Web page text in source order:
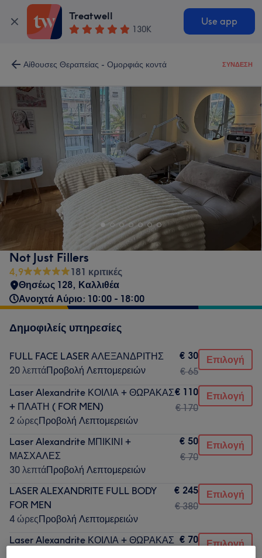
Treatwell
130K
Use app
Αίθουσες Θεραπείας - Ομορφιάς κοντά ΣΎΝΔΕΣΗ
Not Just Fillers
4,9
181 κριτικές
Θησέως 128, Καλλιθέα
Ανοιχτά Αύριο: 10:00 - 18:00
Δημοφιλείς υπηρεσίες
FULL FACE LASER ΑΛΕΞΑΝΔΡΙΤΗΣ
20 λεπτάΠροβολή Λεπτομερειών
€ 30
€ 65
Επιλογή
Laser Alexandrite ΚΟΙΛΙΑ + ΘΩΡΑΚΑΣ
+ ΠΛΑΤΗ ( FOR MEN)
2 ώρεςΠροβολή Λεπτομερειών
€ 110
€ 170
Επιλογή
Laser Alexandrite ΜΠΙΚΙΝΙ +
ΜΑΣΧΑΛΕΣ
30 λεπτάΠροβολή Λεπτομερειών
€ 50
€ 70
Επιλογή
LASER ALEXANDRITE FULL BODY
FOR MEN
4 ώρεςΠροβολή Λεπτομερειών
€ 245
€ 380
Επιλογή
Laser Alexandrite ΚΟΙΛΙΑ + ΘΩΡΑΚΑΣ € 70
Επιλογή